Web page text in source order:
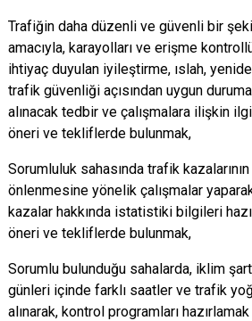
Trafiğin daha düzenli ve güvenli bir
amacıyla, karayolları ve erişme
ihtiyaç duyulan iyileştirme, ıslah,
trafik güvenliği açısından uygun
alınacak tedbir ve çalışmalara ilişkin
öneri ve tekliflerde bulunmak,
Sorumluluk sahasında trafik
önlenmesine yönelik çalışmalar
kazalar hakkında istatistiki bilgileri
öneri ve tekliflerde bulunmak,
Sorumlu bulunduğu sahalarda, iklim
günleri içinde farklı saatler ve trafik
alınarak, kontrol programları